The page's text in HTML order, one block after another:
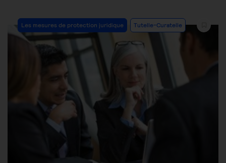
Les mesures de protection juridique Tutelle-Curatelle